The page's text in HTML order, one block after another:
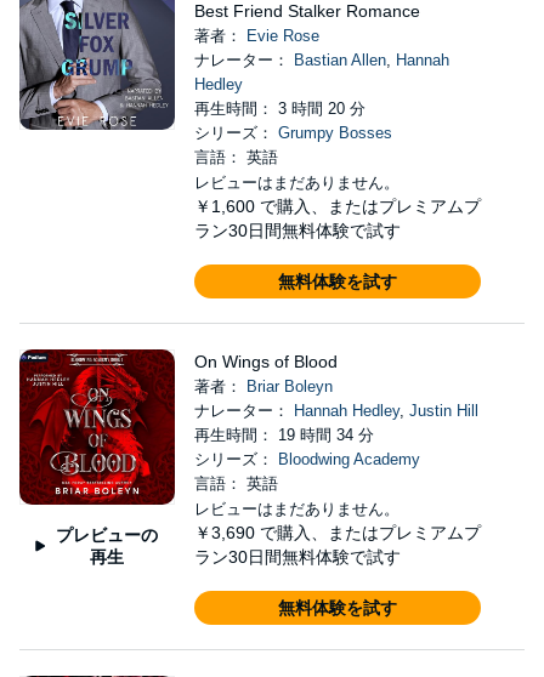
Best Friend Stalker Romance
著者：
Evie Rose
ナレーター：
Bastian Allen, Hannah
Hedley
再生時間： 3 時間 20 分
シリーズ： Grumpy Bosses
言語： 英語
レビューはまだありません。
￥1,600 で購入、またはプレミアムプ
ラン30日間無料体験で試す
無料体験を試す
プレビューの
再生
On Wings of Blood
著者：
Briar Boleyn
ナレーター：
Hannah Hedley, Justin Hill
再生時間： 19 時間 34 分
シリーズ：
Bloodwing Academy
言語： 英語
レビューはまだありません。
￥3,690 で購入、またはプレミアムプ
ラン30日間無料体験で試す
無料体験を試す